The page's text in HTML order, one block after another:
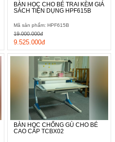
BÀN HỌC CHO BÉ TRAI KÈM GIÁ
SÁCH TIỆN DỤNG HPF615B
Mã sản phẩm: HPF615B
9.525.000đ
19.000.000đ
BÀN HỌC CHỐNG GÙ CHO BÉ
CAO CẤP TCBX02